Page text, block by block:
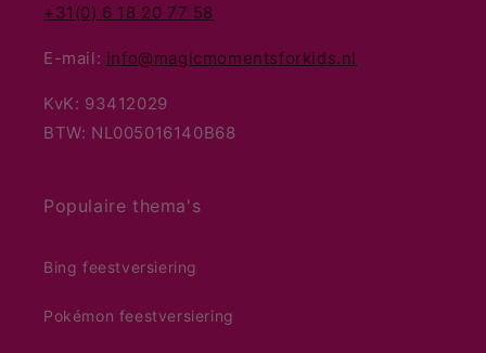
+31(0) 6 18 20 77 58
E-mail: info@magicmomentsforkids.nl
KvK: 93412029
BTW: NL005016140B68
Populaire thema's
Bing feestversiering
Pokémon feestversiering